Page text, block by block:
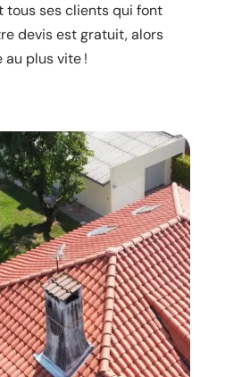
tous ses clients qui font
devis est gratuit, alors
plus vite !